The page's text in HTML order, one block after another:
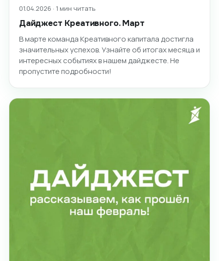
01.04.2026 · 1 мин читать
Дайджест Креативного. Март
В марте команда Креативного капитала достигла
значительных успехов. Узнайте об итогах месяца и
интересных событиях в нашем дайджесте. Не
пропустите подробности!